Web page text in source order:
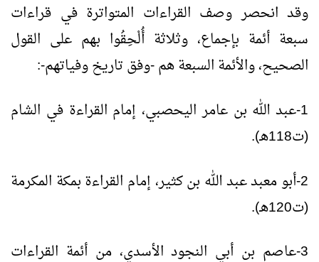
وقد انحصر وصف القراءات المتواترة في قراءات
سبعة أئمة بإجماع، وثلاثة أُلْحِقُوا بهم على القول
الصحيح، والأئمة السبعة هم -وفق تاريخ وفياتهم-:
1-عبد الله بن عامر اليحصبي، إمام القراءة في الشام
(ت118هـ).
2-أبو معبد عبد الله بن كثير، إمام القراءة بمكة المكرمة
(ت120هـ).
3-عاصم بن أبي النجود الأسدي، من أئمة القراءات